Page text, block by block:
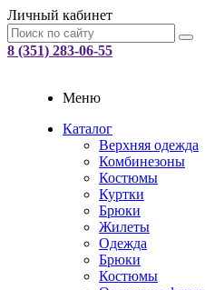
Личный кабинет
8 (351) 283-06-55
Меню
Каталог
Верхняя одежда
Комбинезоны
Костюмы
Куртки
Брюки
Жилеты
Одежда
Брюки
Костюмы